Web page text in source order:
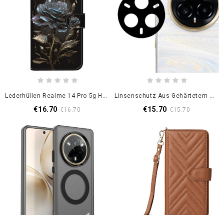
Lederhüllen Realme 14 Pro 5g Handyhülle Schwarze Rose
€16.70 €16.70
Linsenschutz Aus Gehärtetem Glas Für Realme 14 Pro 5g (schwarze Version)
€15.70 €15.70